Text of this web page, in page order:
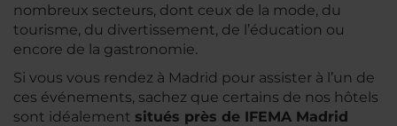
nombreux secteurs, dont ceux de la mode, du
tourisme, du divertissement, de l’éducation ou
encore de la gastronomie.
Si vous vous rendez à Madrid pour assister à l’un de
ces événements, sachez que certains de nos hôtels
sont idéalement situés près de IFEMA Madrid